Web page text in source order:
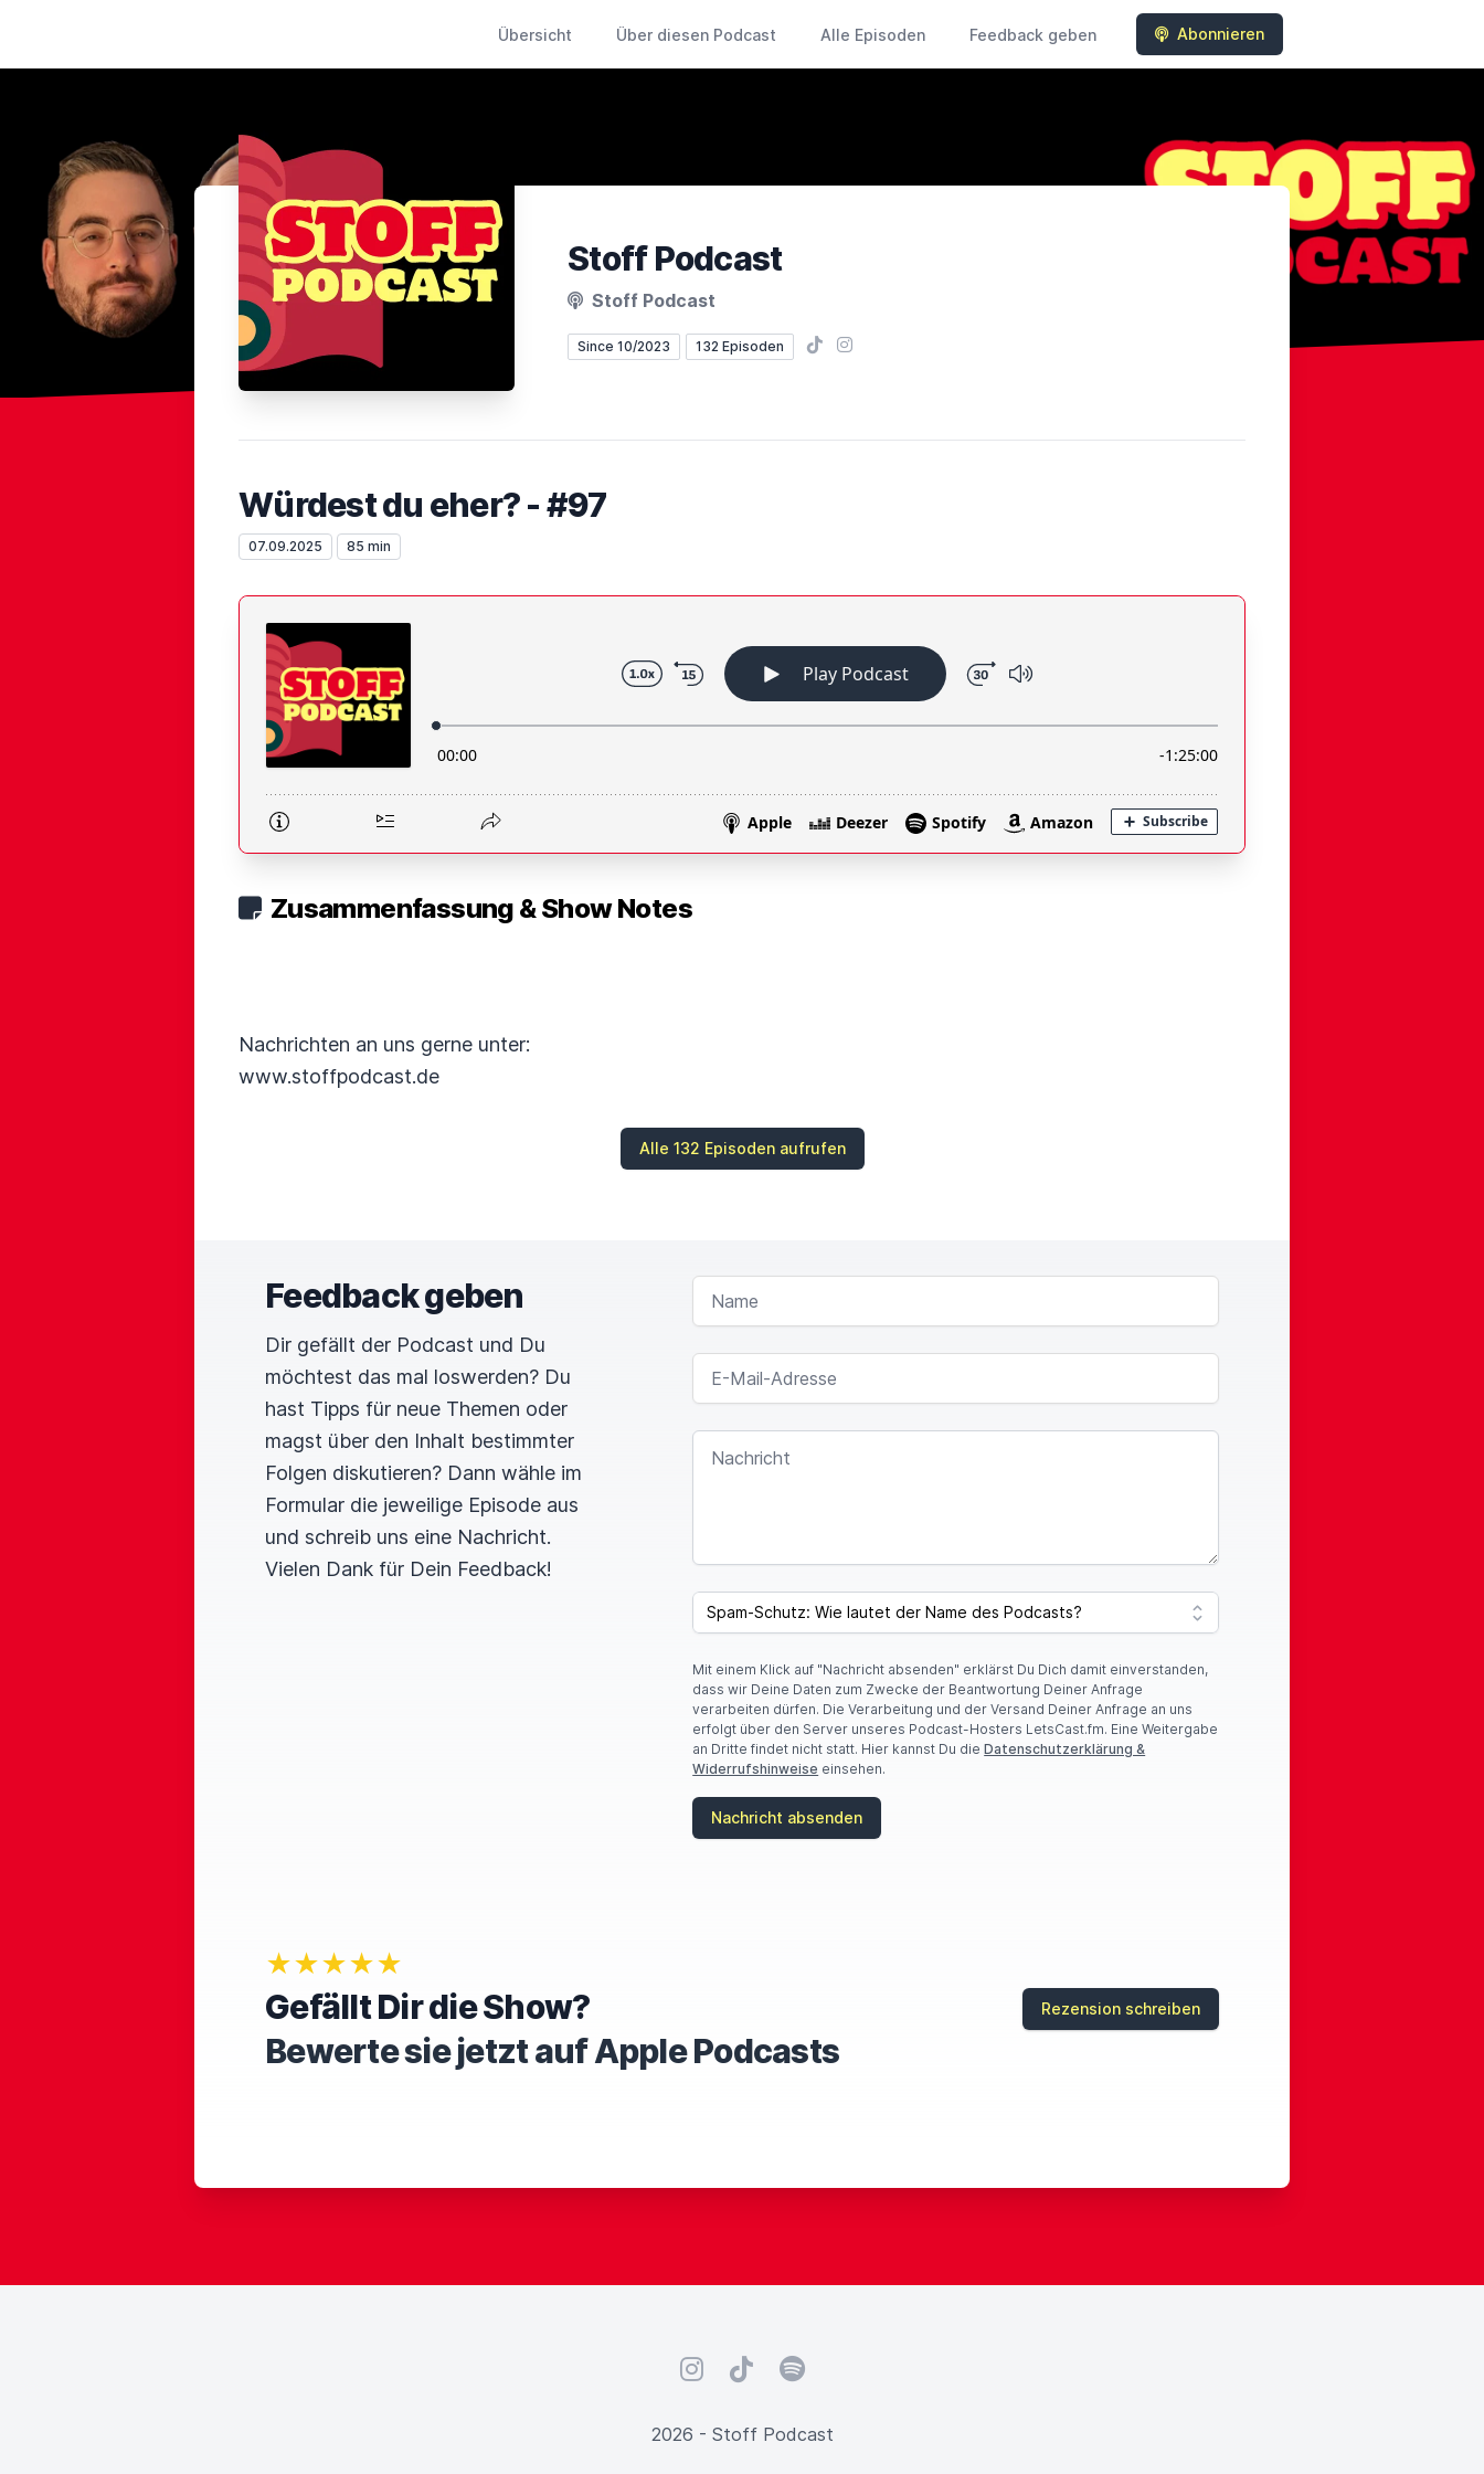
Übersicht Über diesen Podcast Alle Episoden Feedback geben Abonnieren
Stoff Podcast
Stoff Podcast
Since 10/2023 132 Episoden TikTokInstagram
Würdest du eher? - #97
07.09.2025 85 min
Zusammenfassung & Show Notes
Nachrichten an uns gerne unter:
www.stoffpodcast.de
Alle 132 Episoden aufrufen
Feedback geben
Dir gefällt der Podcast und Du
möchtest das mal loswerden? Du
hast Tipps für neue Themen oder
magst über den Inhalt bestimmter
Folgen diskutieren? Dann wähle im
Formular die jeweilige Episode aus
und schreib uns eine Nachricht.
Vielen Dank für Dein Feedback!
NAME
E-MAIL-ADRESSE
NACHRICHT
F
O
A
R
E
A
H
U
M
N
S
SPAM CAPTCHA
Mit einem Klick auf "Nachricht absenden" erklärst Du Dich damit einverstanden,
dass wir Deine Daten zum Zwecke der Beantwortung Deiner Anfrage
verarbeiten dürfen. Die Verarbeitung und der Versand Deiner Anfrage an uns
erfolgt über den Server unseres Podcast-Hosters LetsCast.fm. Eine Weitergabe
an Dritte findet nicht statt. Hier kannst Du dieDatenschutzerklärung &
Widerrufshinweise einsehen.
Nachricht absenden
★★★★★
Gefällt Dir die Show?
Bewerte sie jetzt auf Apple Podcasts
Rezension schreiben
InstagramTikTokSpotify
2026 - Stoff Podcast